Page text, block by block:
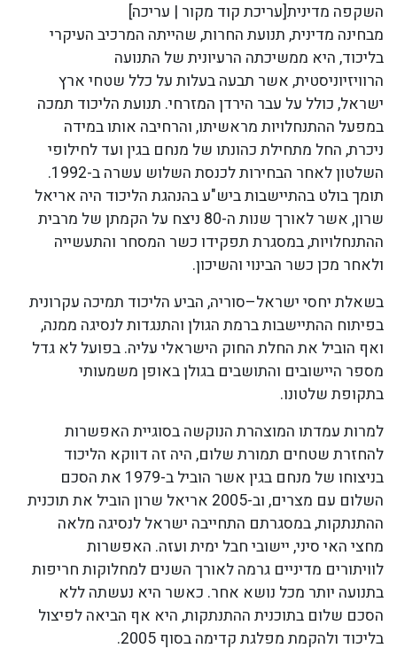
השקפה מדינית[עריכת קוד מקור | עריכה]
מבחינה מדינית, תנועת החרות, שהייתה המרכיב העיקרי
בליכוד, היא ממשיכתה הרעיונית של התנועה
הרוויזיוניסטית, אשר תבעה בעלות על כלל שטחי ארץ
ישראל, כולל על עבר הירדן המזרחי. תנועת הליכוד תמכה
במפעל ההתנחלויות מראשיתו, והרחיבה אותו במידה
ניכרת, החל מתחילת כהונתו של מנחם בגין ועד לחילופי
השלטון לאחר הבחירות לכנסת השלוש עשרה ב-1992.
תומך בולט בהתיישבות ביש"ע בהנהגת הליכוד היה אריאל
שרון, אשר לאורך שנות ה-80 ניצח על הקמתן של מרבית
ההתנחלויות, במסגרת תפקידו כשר המסחר והתעשייה
ולאחר מכן כשר הבינוי והשיכון.
בשאלת יחסי ישראל–סוריה, הביע הליכוד תמיכה עקרונית
בפיתוח ההתיישבות ברמת הגולן והתנגדות לנסיגה ממנה,
ואף הוביל את החלת החוק הישראלי עליה. בפועל לא גדל
מספר היישובים והתושבים בגולן באופן משמעותי
בתקופת שלטונו.
למרות עמדתו המוצהרת הנוקשה בסוגיית האפשרות
להחזרת שטחים תמורת שלום, היה זה דווקא הליכוד
בניצוחו של מנחם בגין אשר הוביל ב-1979 את הסכם
השלום עם מצרים, וב-2005 אריאל שרון הוביל את תוכנית
ההתנתקות, במסגרתם התחייבה ישראל לנסיגה מלאה
מחצי האי סיני, יישובי חבל ימית ועזה. האפשרות
לוויתורים מדיניים גרמה לאורך השנים למחלוקות חריפות
בתנועה יותר מכל נושא אחר. כאשר היא נעשתה ללא
הסכם שלום בתוכנית ההתנתקות, היא אף הביאה לפיצול
בליכוד ולהקמת מפלגת קדימה בסוף 2005.